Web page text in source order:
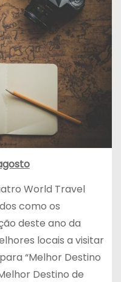
World Travel
como os
deste ano da
locais a visitar
“Melhor Destino
Destino de